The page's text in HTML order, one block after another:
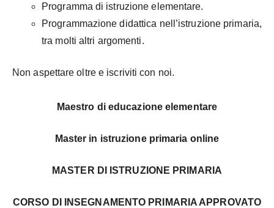
Programma di istruzione elementare.
Programmazione didattica nell’istruzione primaria,
tra molti altri argomenti.
Non aspettare oltre e iscriviti con noi.
Maestro di educazione elementare
Master in istruzione primaria online
MASTER DI ISTRUZIONE PRIMARIA
CORSO DI INSEGNAMENTO PRIMARIA APPROVATO